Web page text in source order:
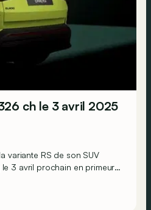
ch le 3 avril 2025
variante RS de son SUV
3 avril prochain en primeur